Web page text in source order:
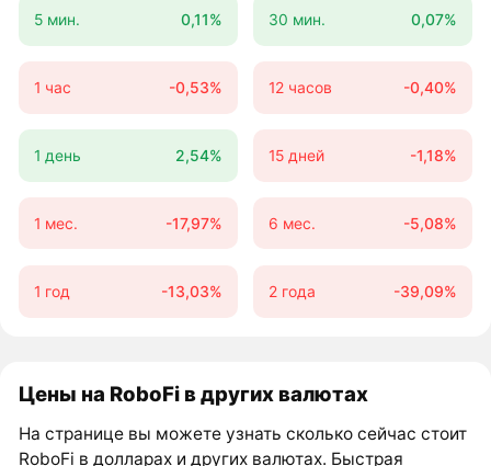
5 мин. 0,11% 30 мин. 0,07%
1 час -0,53% 12 часов -0,40%
1 день 2,54% 15 дней -1,18%
1 мес. -17,97% 6 мес. -5,08%
1 год -13,03% 2 года -39,09%
Цены на RoboFi в других валютах
На странице вы можете узнать сколько сейчас стоит
RoboFi в долларах и других валютах. Быстрая